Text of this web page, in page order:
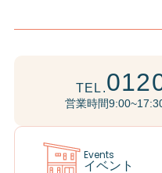
TEL.
営業時間
Events
イベント